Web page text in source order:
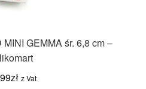
GEMMA śr. 6,8 cm –
zł z Vat